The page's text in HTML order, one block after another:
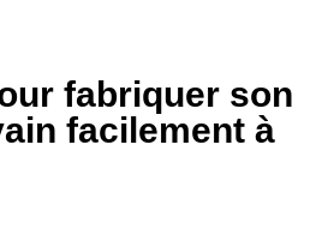
fabriquer son
facilement à